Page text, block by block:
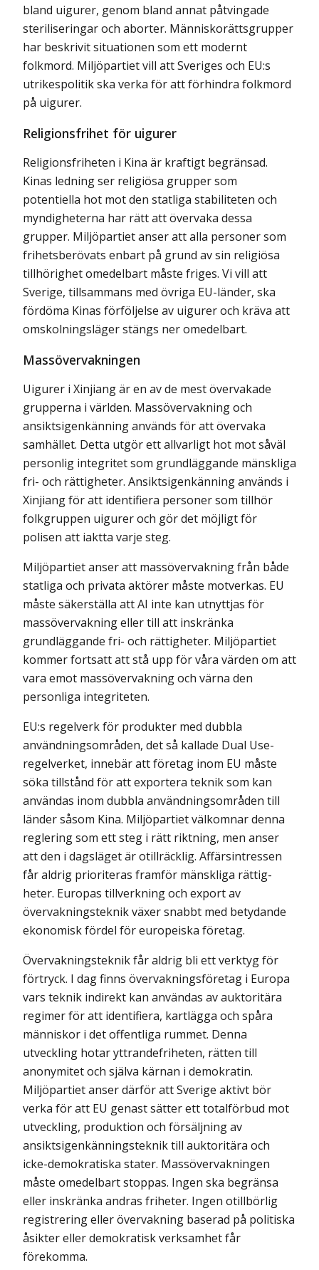
bland uigurer, genom bland annat påtvingade
steriliseringar och aborter. Människorättsgrupper
har beskrivit situationen som ett modernt
folkmord. Miljöpartiet vill att Sveriges och EU:s
utrikespolitik ska verka för att förhindra folkmord
på uigurer.
Religionsfrihet för uigurer
Religionsfriheten i Kina är kraftigt begränsad.
Kinas ledning ser religiösa grupper som
potentiella hot mot den statliga stabiliteten och
myndigheterna har rätt att övervaka dessa
grupper. Miljöpartiet anser att alla personer som
frihetsberövats enbart på grund av sin religiösa
tillhörighet omedelbart måste friges. Vi vill att
Sverige, tillsammans med övriga EU-länder, ska
fördöma Kinas förföljelse av uigurer och kräva att
omskol­ningsläger stängs ner omedelbart.
Massövervakningen
Uigurer i Xinjiang är en av de mest övervakade
grupperna i världen. Massövervakning och
ansiktsigenkänning används för att övervaka
samhället. Detta utgör ett allvarligt hot mot såväl
personlig integritet som grundläggande mänskliga
fri- och rättigheter. Ansikts­igenkänning används i
Xinjiang för att identifiera personer som tillhör
folkgruppen uigurer och gör det möjligt för
polisen att iaktta varje steg.
Miljöpartiet anser att massövervakning från både
statliga och privata aktörer måste motverkas. EU
måste säkerställa att AI inte kan utnyttjas för
massövervakning eller till att inskränka
grundläggande fri- och rättigheter. Miljöpartiet
kommer fortsatt att stå upp för våra värden om att
vara emot massövervakning och värna den
personliga integriteten.
EU:s regelverk för produkter med dubbla
användningsområden, det så kallade Dual Use-
regelverket, innebär att företag inom EU måste
söka tillstånd för att exportera teknik som kan
användas inom dubbla användningsområden till
länder såsom Kina. Miljöpartiet välkomnar denna
reglering som ett steg i rätt riktning, men anser
att den i dagsläget är otillräcklig. Affärsintressen
får aldrig prioriteras framför mänskliga rättig­
heter. Europas tillverkning och export av
övervakningsteknik växer snabbt med betydande
ekonomisk fördel för europeiska företag.
Övervakningsteknik får aldrig bli ett verktyg för
förtryck. I dag finns övervaknings­företag i Europa
vars teknik indirekt kan användas av auktoritära
regimer för att identifiera, kartlägga och spåra
människor i det offentliga rummet. Denna
utveckling hotar yttrandefriheten, rätten till
anonymitet och själva kärnan i demokratin.
Miljöpartiet anser därför att Sverige aktivt bör
verka för att EU genast sätter ett totalförbud mot
utveckling, produktion och försäljning av
ansiktsigenkänningsteknik till auktoritära och
icke-demokratiska stater. Massövervakningen
måste omedelbart stoppas. Ingen ska begränsa
eller inskränka andras friheter. Ingen otillbörlig
registrering eller övervakning baserad på politiska
åsikter eller demokratisk verksamhet får
förekomma.